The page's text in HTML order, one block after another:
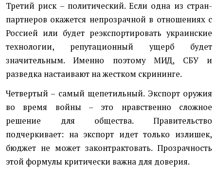
Третий риск – политический. Если одна из стран-
партнеров окажется непрозрачной в отношениях с
Россией или будет реэкспортировать украинские
технологии, репутационный ущерб будет
значительным. Именно поэтому МИД, СБУ и
разведка настаивают на жестком скрининге.
Четвертый – самый щепетильный. Экспорт оружия
во время войны – это нравственно сложное
решение для общества. Правительство
подчеркивает: на экспорт идет только излишек,
бюджет не может законтрактовать. Прозрачность
этой формулы критически важна для доверия.